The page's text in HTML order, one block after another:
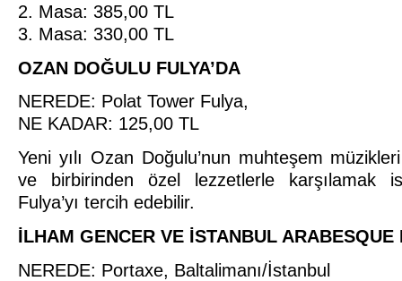
2. Masa: 385,00 TL
3. Masa: 330,00 TL
OZAN DOĞULU FULYA’DA
NEREDE: Polat Tower Fulya,
NE KADAR: 125,00 TL
Yeni yılı Ozan Doğulu’nun muhteşem
ve birbirinden özel lezzetlerle karşılamak
Fulya’yı tercih edebilir.
İLHAM GENCER VE İSTANBUL ARABESQUE
NEREDE: Portaxe, Baltalimanı/İstanbul